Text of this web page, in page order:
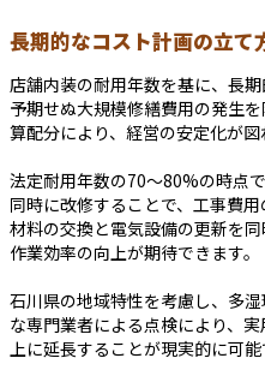
長期的なコスト計画の立て
店舗内装の耐用年数を基に、長
予期せぬ大規模修繕費用の発生
算配分により、経営の安定化が図
法定耐用年数の70～80%の時点
同時に改修することで、工事費
材料の交換と電気設備の更新を
作業効率の向上が期待できます。
石川県の地域特性を考慮し、多
な専門業者による点検により、
上に延長することが現実的に可能